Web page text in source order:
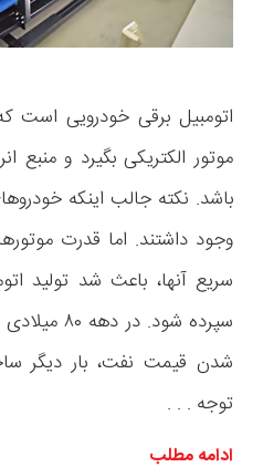
اتومبیل برقی خودرویی است
موتور الکتریکی بگیرد و منبع
وجود داشتند. اما قدرت
سریع آنها، باعث شد تولید
سپرده شود.
شدن قیمت نفت، بار دیگر
توجه . . .
ادامه مطلب